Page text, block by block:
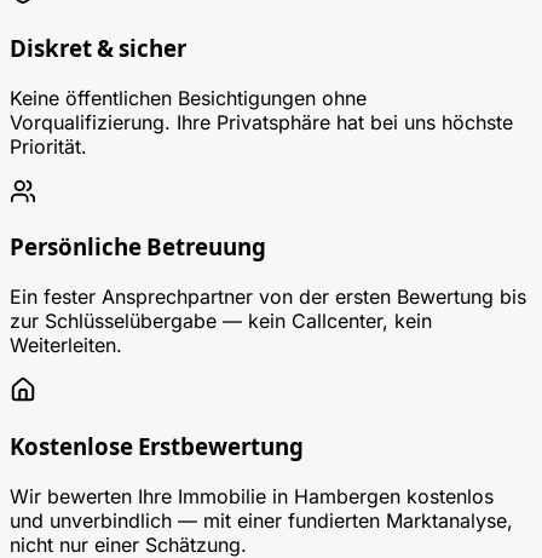
Diskret & sicher
Keine öffentlichen Besichtigungen ohne
Vorqualifizierung. Ihre Privatsphäre hat bei uns höchste
Priorität.
Persönliche Betreuung
Ein fester Ansprechpartner von der ersten Bewertung bis
zur Schlüsselübergabe — kein Callcenter, kein
Weiterleiten.
Kostenlose Erstbewertung
Wir bewerten Ihre Immobilie in Hambergen kostenlos
und unverbindlich — mit einer fundierten Marktanalyse,
nicht nur einer Schätzung.